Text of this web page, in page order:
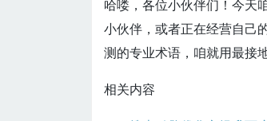
哈喽，各位小伙伴们！今天
小伙伴，或者正在经营自己
测的专业术语，咱就用最接
相关内容